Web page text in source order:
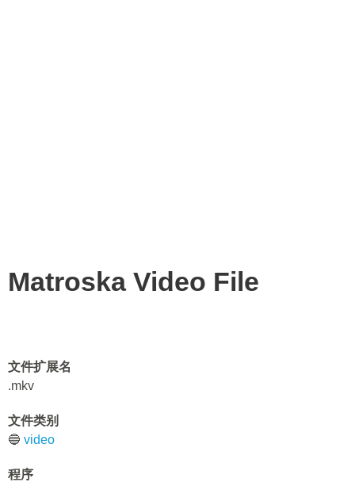
Matroska Video File
文件扩展名
.mkv
文件类别
🔵 video
程序